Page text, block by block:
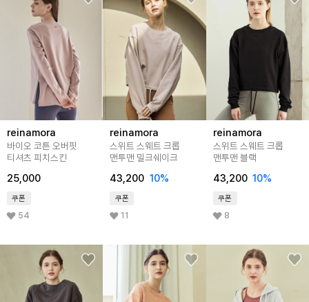
reinamora
바이오 코튼 오버핏
티셔츠 피치스킨
25,000
쿠폰
54
reinamora
스위트 스웨트 크롭
맨투맨 밀크쉐이크
43,200 10%
쿠폰
11
reinamora
스위트 스웨트 크롭
맨투맨 블랙
43,200 10%
쿠폰
8